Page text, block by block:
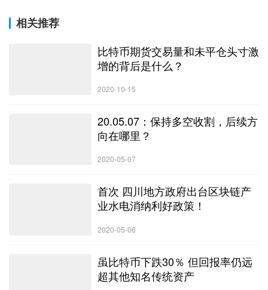
相关推荐
比特币期货交易量和未平仓头寸激
增的背后是什么？
2020-10-15
20.05.07：保持多空收割，后续方
向在哪里？
2020-05-07
首次 四川地方政府出台区块链产
业水电消纳利好政策！
2020-05-06
虽比特币下跌30％ 但回报率仍远
超其他知名传统资产